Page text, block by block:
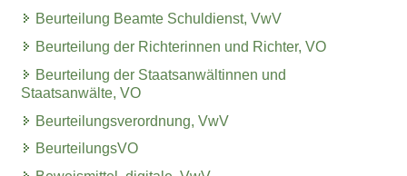
Beurteilung Beamte Schuldienst, VwV
Beurteilung der Richterinnen und Richter, VO
Beurteilung der Staatsanwältinnen und
Staatsanwälte, VO
Beurteilungsverordnung, VwV
BeurteilungsVO